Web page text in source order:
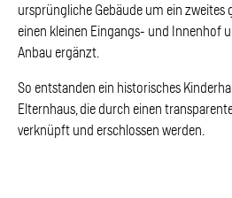
ursprüngliche Gebäude um ein zweites
einen kleinen Eingangs- und Innenhof
Anbau ergänzt.
So entstanden ein historisches
Elternhaus, die durch einen
verknüpft und erschlossen werden.